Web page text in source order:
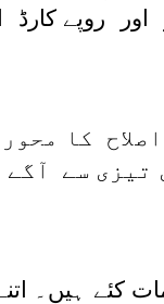
روپے کارڈ
کا
کئے ہیں۔ اتنے